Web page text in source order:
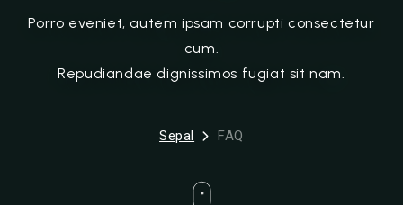
ACTUS
Espace client
Porro eveniet, autem ipsam corrupti consectetur
cum.
Repudiandae dignissimos fugiat sit nam.
Sepal FAQ